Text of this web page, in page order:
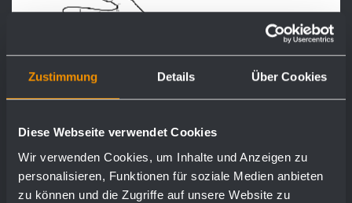
Zustimmung Details Über Cookies
Diese Webseite verwendet Cookies
Wir verwenden Cookies, um Inhalte und Anzeigen zu
personalisieren, Funktionen für soziale Medien anbieten
zu können und die Zugriffe auf unsere Website zu
Anteprima Scaricamento